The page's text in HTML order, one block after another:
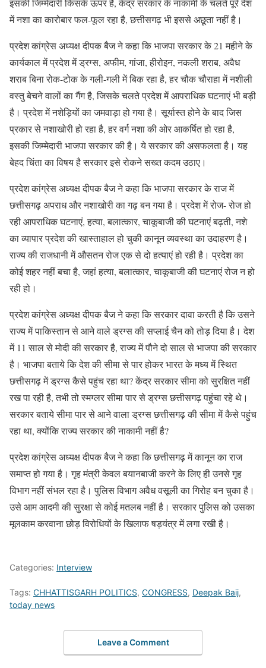
इसकी जिम्मेदारी किसके ऊपर है, केंद्र सरकार के नाकामी के चलते पूरे देश
में नशा का कारोबार फल-फूल रहा है, छत्तीसगढ़ भी इससे अछूता नहीं है।
प्रदेश कांग्रेस अध्यक्ष दीपक बैज ने कहा कि भाजपा सरकार के 21 महीने के
कार्यकाल में प्रदेश में ड्रग्स, अफीम, गांजा, हीरोइन, नकली शराब, अवैध
शराब बिना रोक-टोक के गली-गली में बिक रहा है, हर चौक चौराहा में नशीली
वस्तु बेचने वालों का गैंग है, जिसके चलते प्रदेश में आपराधिक घटनाएं भी बड़ी
है। प्रदेश में नशेड़ियों का जमवाड़ा हो गया है। सूर्यास्त होने के बाद जिस
प्रकार से नशाखोरी हो रहा है, हर वर्ग नशा की ओर आकर्षित हो रहा है,
इसकी जिम्मेदारी भाजपा सरकार की है। ये सरकार की असफलता है। यह
बेहद चिंता का विषय है सरकार इसे रोकने सख्त कदम उठाए।
प्रदेश कांग्रेस अध्यक्ष दीपक बैज ने कहा कि भाजपा सरकार के राज में
छत्तीसगढ़ अपराध और नशाखोरी का गढ़ बन गया है। प्रदेश में रोज- रोज हो
रही आपराधिक घटनाएं, हत्या, बलात्कार, चाकूबाजी की घटनाएं बढ़ती, नशे
का व्यापार प्रदेश की खास्ताहाल हो चुकी कानून व्यवस्था का उदाहरण है।
राज्य की राजधानी में औसतन रोज एक से दो हत्याएं हो रही है। प्रदेश का
कोई शहर नहीं बचा है, जहां हत्या, बलात्कार, चाकूबाजी की घटनाएं रोज न हो
रही हो।
प्रदेश कांग्रेस अध्यक्ष दीपक बैज ने कहा कि सरकार दावा करती है कि उसने
राज्य में पाकिस्तान से आने वाले ड्रग्स की सप्लाई चैन को तोड़ दिया है। देश
में 11 साल से मोदी की सरकार है, राज्य में पौने दो साल से भाजपा की सरकार
है। भाजपा बताये कि देश की सीमा से पार होकर भारत के मध्य में स्थित
छत्तीसगढ़ में ड्रग्स कैसे पहुंच रहा था? केंद्र सरकार सीमा को सुरक्षित नहीं
रख पा रही है, तभी तो स्मग्लर सीमा पार से ड्रग्स छत्तीसगढ़ पहुंचा रहे थे।
सरकार बताये सीमा पार से आने वाला ड्रग्स छत्तीसगढ़ की सीमा में कैसे पहुंच
रहा था, क्योंकि राज्य सरकार की नाकामी नहीं है?
प्रदेश कांग्रेस अध्यक्ष दीपक बैज ने कहा कि छत्तीसगढ़ में कानून का राज
समाप्त हो गया है। गृह मंत्री केवल बयानबाजी करने के लिए ही उनसे गृह
विभाग नहीं संभल रहा है। पुलिस विभाग अवैध वसूली का गिरोह बन चुका है।
उसे आम आदमी की सुरक्षा से कोई मतलब नहीं है। सरकार पुलिस को उसका
मूलकाम करवाना छोड़ विरोधियों के खिलाफ षड़यंत्र में लगा रखी है।
Categories: Interview
Tags: CHHATTISGARH POLITICS, CONGRESS, Deepak Baij,
today news
Leave a Comment